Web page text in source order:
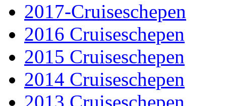
2017-Cruiseschepen
2016 Cruiseschepen
2015 Cruiseschepen
2014 Cruiseschepen